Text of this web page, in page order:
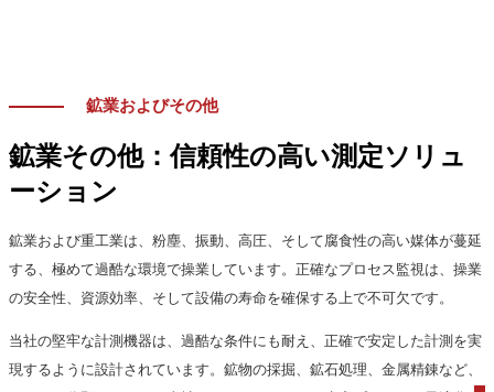
鉱業およびその他
鉱業その他：信頼性の高い測定ソリュ
ーション
鉱業および重工業は、粉塵、振動、高圧、そして腐食性の高い媒体が蔓延
する、極めて過酷な環境で操業しています。正確なプロセス監視は、操業
の安全性、資源効率、そして設備の寿命を確保する上で不可欠です。
当社の堅牢な計測機器は、過酷な条件にも耐え、正確で安定した計測を実
現するように設計されています。鉱物の採掘、鉱石処理、金属精錬など、